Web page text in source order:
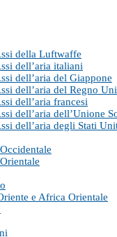
della Luftwaffe
dell’aria italiani
dell’aria del Giappone
dell’aria del Regno
dell’aria francesi
dell’aria dell’Unione
dell’aria degli Stati
e Africa Orientale